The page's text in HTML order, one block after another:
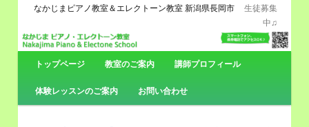
なかじまピアノ教室＆エレクトーン教室 新潟県長岡市
生徒募集
中♫
メ
イ
サ
ブ
トップページ 教室のご案内 講師プロフィール
体験レッスンのご案内 お問い合わせ